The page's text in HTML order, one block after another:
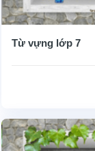
Từ vựng lớp 7